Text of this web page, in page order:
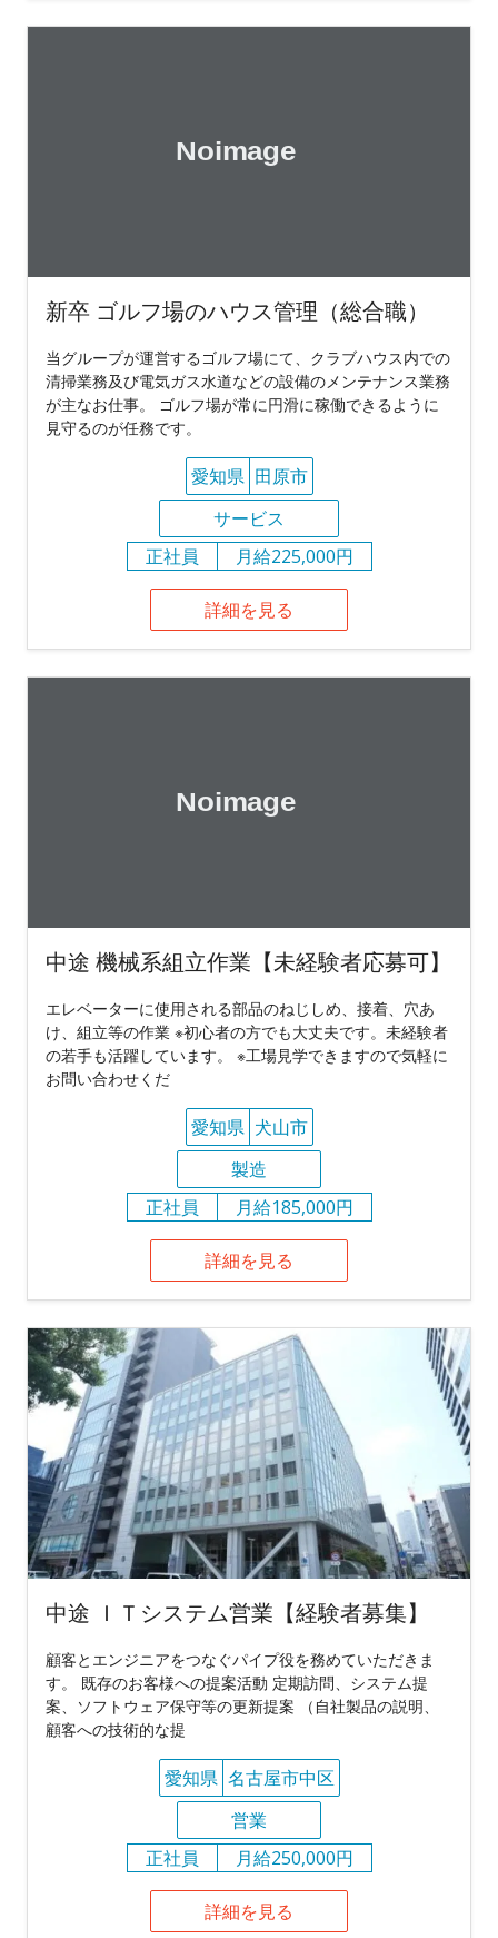
新卒 ゴルフ場のハウス管理（総合職）
当グループが運営するゴルフ場にて、クラブハウス内での
清掃業務及び電気ガス水道などの設備のメンテナンス業務
が主なお仕事。 ゴルフ場が常に円滑に稼働できるように
見守るのが任務です。
愛知県 田原市
サービス
正社員
月給225,000円
詳細を見る
中途 機械系組立作業【未経験者応募可】
エレベーターに使用される部品のねじしめ、接着、穴あ
け、組立等の作業 ※初心者の方でも大丈夫です。未経験者
の若手も活躍しています。 ※工場見学できますので気軽に
お問い合わせくだ
愛知県 犬山市
製造
正社員
月給185,000円
詳細を見る
中途 ＩＴシステム営業【経験者募集】
顧客とエンジニアをつなぐパイプ役を務めていただきま
す。 既存のお客様への提案活動 定期訪問、システム提
案、ソフトウェア保守等の更新提案 （自社製品の説明、
顧客への技術的な提
愛知県 名古屋市中区
営業
正社員
月給250,000円
詳細を見る